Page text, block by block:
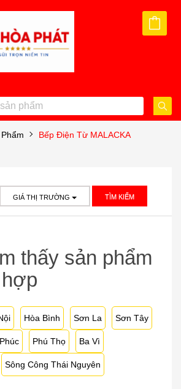
Bếp Điện Từ MALACKA
GIÁ THỊ TRƯỜNG TÌM KIẾM
thấy sản phẩm
Hòa Bình Sơn La Sơn Tây
Phú Thọ Ba Vì
Sông Công Thái Nguyên